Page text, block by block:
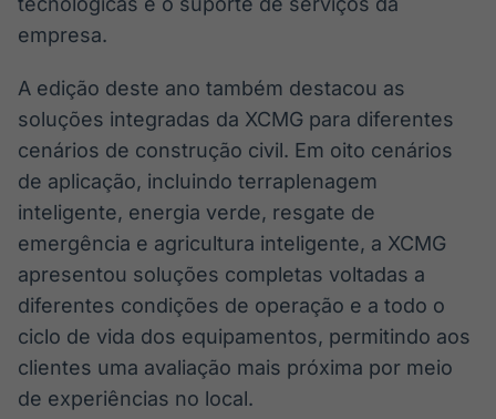
empresa.
A edição deste ano também destacou as
soluções integradas da XCMG para diferentes
cenários de construção civil. Em oito cenários
de aplicação, incluindo terraplenagem
inteligente, energia verde, resgate de
emergência e agricultura inteligente, a XCMG
apresentou soluções completas voltadas a
diferentes condições de operação e a todo o
ciclo de vida dos equipamentos, permitindo aos
clientes uma avaliação mais próxima por meio
de experiências no local.